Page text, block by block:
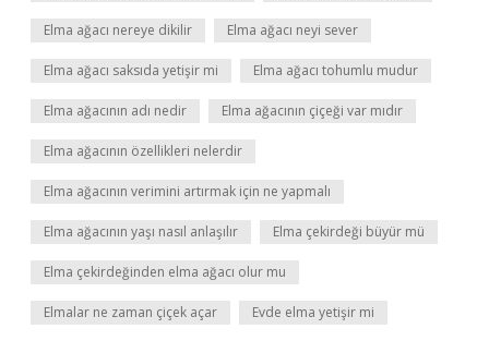
Elma ağacı nereye dikilir Elma ağacı neyi sever
Elma ağacı saksıda yetişir mi Elma ağacı tohumlu mudur
Elma ağacının adı nedir Elma ağacının çiçeği var mıdır
Elma ağacının özellikleri nelerdir
Elma ağacının verimini artırmak için ne yapmalı
Elma ağacının yaşı nasıl anlaşılır Elma çekirdeği büyür mü
Elma çekirdeğinden elma ağacı olur mu
Elmalar ne zaman çiçek açar Evde elma yetişir mi